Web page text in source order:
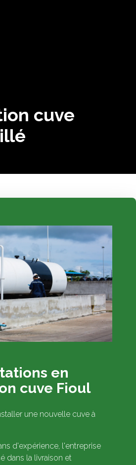
cuve
en
cuve Fioul
une nouvelle cuve à
d'expérience, l'entreprise
dans la livraison et